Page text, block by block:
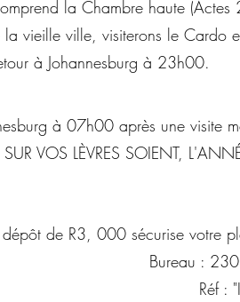
la Chambre haute
la vieille ville, visiterons le Cardo
à Johannesburg à 23h00.
à 07h00 après une visite
VOS LÈVRES SOIENT,
de R3, 000 sécurise votre
Bureau :
Réf :